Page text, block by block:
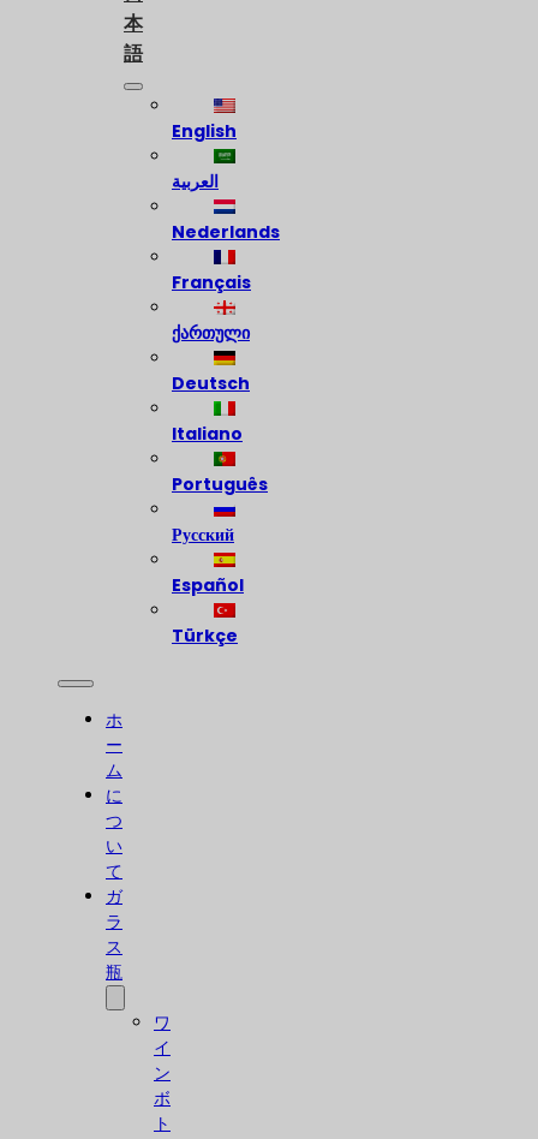
本
語
English
العربية
Nederlands
Français
ქართული
Deutsch
Italiano
Português
Русский
Español
Türkçe
ホ
ー
ム
に
つ
い
て
ガ
ラ
ス
瓶
ワ
イ
ン
ボ
ト